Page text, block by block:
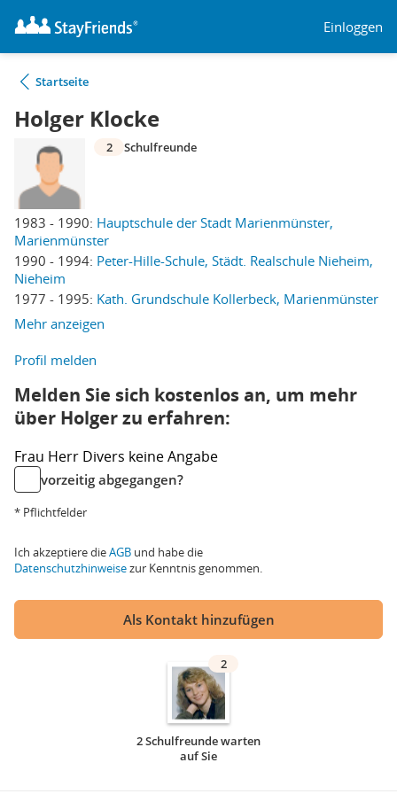
Einloggen
Startseite
Holger Klocke
1983 - 1990: Hauptschule der Stadt Marienmünster,
Marienmünster
1990 - 1994: Peter-Hille-Schule, Städt. Realschule Nieheim,
Nieheim
1977 - 1995: Kath. Grundschule Kollerbeck, Marienmünster
Mehr anzeigen
2 Schulfreunde
Profil melden
Melden Sie sich kostenlos an, um mehr
über Holger zu erfahren:
Frau Herr Divers keine Angabe
vorzeitig abgegangen?
* Pflichtfelder
Ich akzeptiere dieAGB und habe die
Datenschutzhinweisezur Kenntnis genommen.
Als Kontakt hinzufügen
2
2 Schulfreunde warten
auf Sie